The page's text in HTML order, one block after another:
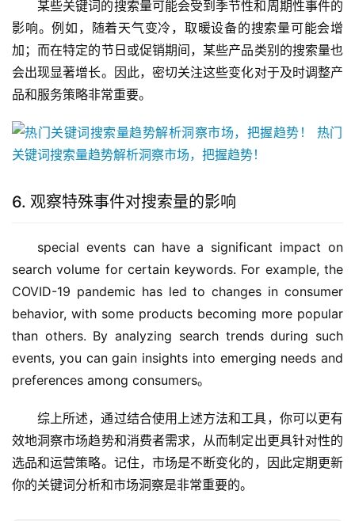
某些关键词的搜索量可能会受到季节性和周期性事件的
影响。例如，随着天气变冷，取暖设备的搜索量可能会增
加；而在特定的节日或促销期间，某些产品类别的搜索量也
会出现显著增长。因此，密切关注这些变化对于及时调整产
品和服务策略非常重要。
6. 观察特殊事件对搜索量的影响
special events can have a significant impact on
search volume for certain keywords. For example, the
COVID-19 pandemic has led to changes in consumer
behavior, with some products becoming more popular
than others. By analyzing search trends during such
events, you can gain insights into emerging needs and
preferences among consumers。
综上所述，通过结合使用上述方法和工具，你可以更有
效地洞察市场趋势和消费者需求，从而制定出更具针对性的
选品和运营策略。记住，市场是不断变化的，因此定期更新
你的关键词分析和市场洞察是非常重要的。